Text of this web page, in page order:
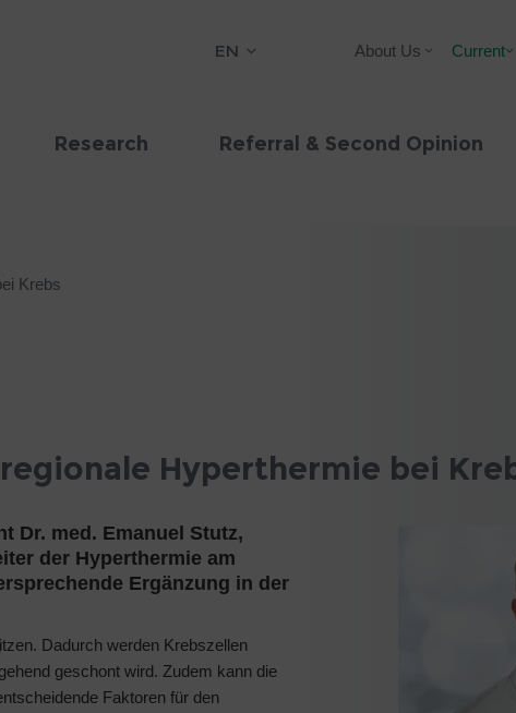
EN About Us Current
Research Referral & Second Opinion
Krebs
Hyperthermie bei
Dr. med. Emanuel Stutz,
der Hyperthermie am
Ergänzung in der
Dadurch werden Krebszellen
geschont wird. Zudem kann die
Faktoren für den